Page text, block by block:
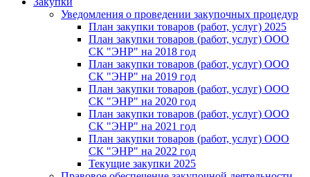
Уведомления о проведении закупочных процедур
План закупки товаров (работ, услуг) 2025
План закупки товаров (работ, услуг) ООО
СК "ЭНР" на 2018 год
План закупки товаров (работ, услуг) ООО
СК "ЭНР" на 2019 год
План закупки товаров (работ, услуг) ООО
СК "ЭНР" на 2020 год
План закупки товаров (работ, услуг) ООО
СК "ЭНР" на 2021 год
План закупки товаров (работ, услуг) ООО
СК "ЭНР" на 2022 год
Текущие закупки 2025